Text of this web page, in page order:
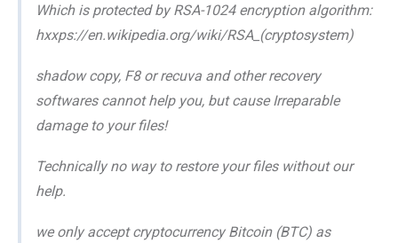
Which is protected by RSA-1024 encryption algorithm:
hxxps://en.wikipedia.org/wiki/RSA_(cryptosystem)
shadow copy, F8 or recuva and other recovery
softwares cannot help you, but cause Irreparable
damage to your files!
Technically no way to restore your files without our
help.
we only accept cryptocurrency Bitcoin (BTC) as